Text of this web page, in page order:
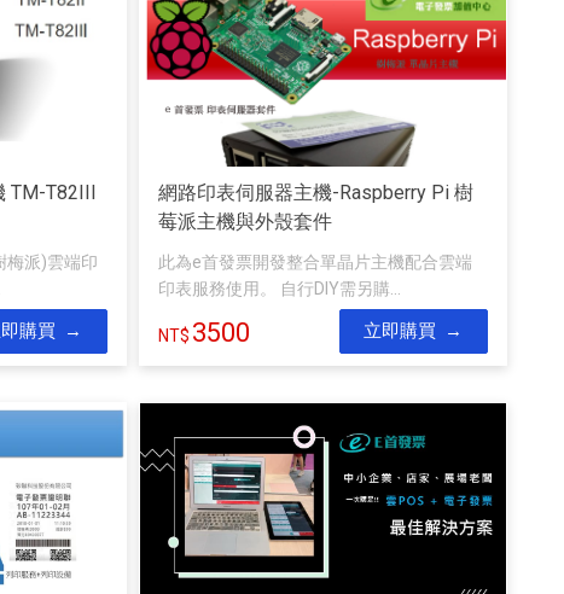
TM-T82III
梅派)雲端印
購買
網路印表伺服器主機-Raspberry Pi 樹
莓派主機與外殼套件
此為e首發票開發整合單晶片主機配合雲端
印表服務使用。 自行DIY需另購...
3500 立即購買